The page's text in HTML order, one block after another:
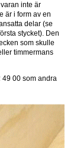
inte är
är i form av en
delar (se
stycket). Den
som skulle
timmermans
49 00 som andra